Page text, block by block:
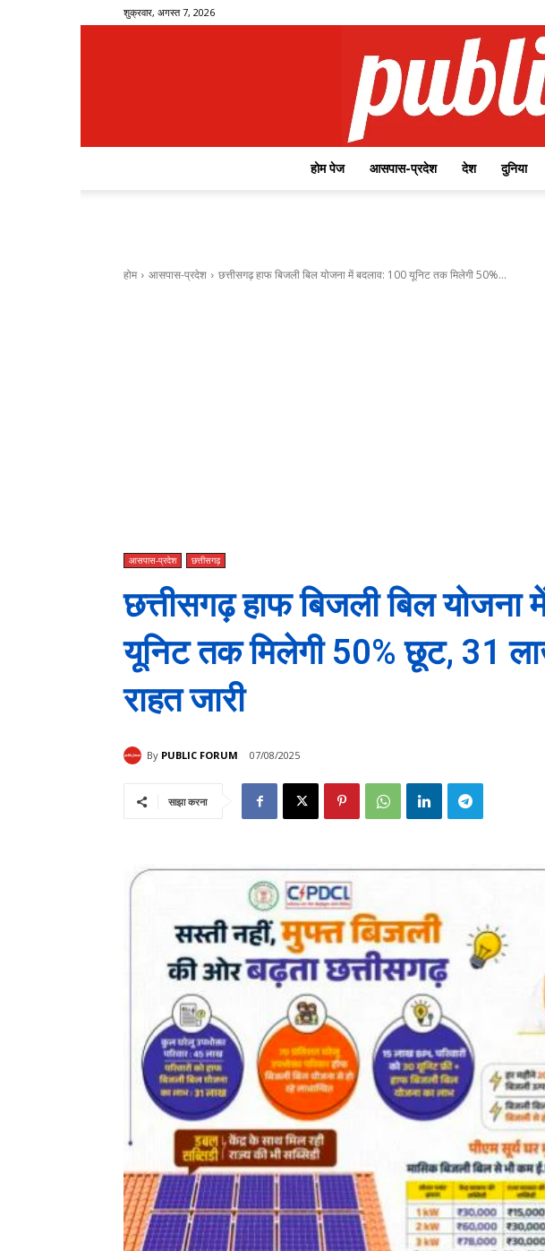
शुक्रवार, अगस्त 7, 2026
होम पेज आसपास-प्रदेश देश दुनिया
होम आसपास-प्रदेश छत्तीसगढ़ हाफ बिजली बिल योजना में बदलाव: 100 यूनिट तक मिलेगी 50%...
आसपास-प्रदेश छत्तीसगढ़
छत्तीसगढ़ हाफ बिजली बिल योजना
यूनिट तक मिलेगी 50% छूट, 31
राहत जारी
By PUBLIC FORUM 07/08/2025
साझा करना